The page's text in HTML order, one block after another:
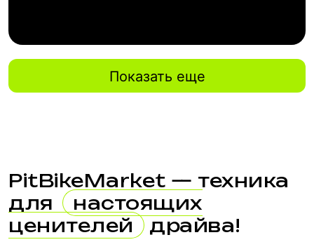
Показать еще
PitBikeMarket — техника
для
настоящих
ценителей драйва!